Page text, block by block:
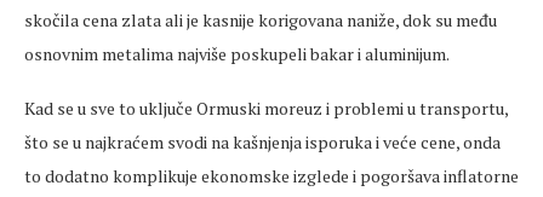
skočila cena zlata ali je kasnije korigovana naniže, dok su među
osnovnim metalima najviše poskupeli bakar i aluminijum.
Kad se u sve to uključe Ormuski moreuz i problemi u transportu,
što se u najkraćem svodi na kašnjenja isporuka i veće cene, onda
to dodatno komplikuje ekonomske izglede i pogoršava inflatorne